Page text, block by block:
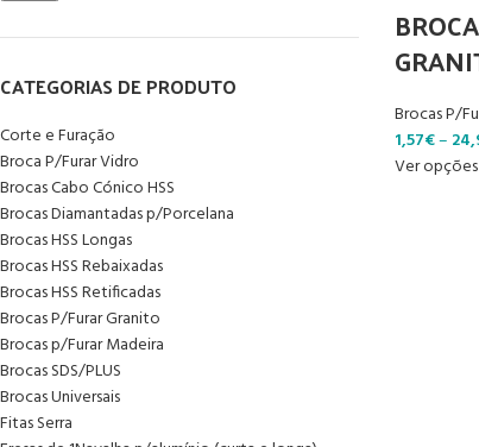
CATEGORIAS DE PRODUTO
Corte e Furação
Broca P/Furar Vidro
Brocas Cabo Cónico HSS
Brocas Diamantadas p/Porcelana
Brocas HSS Longas
Brocas HSS Rebaixadas
Brocas HSS Retificadas
Brocas P/Furar Granito
Brocas p/Furar Madeira
Brocas SDS/PLUS
Brocas Universais
Fitas Serra
Brocas P/
1,57€–
Ver opções